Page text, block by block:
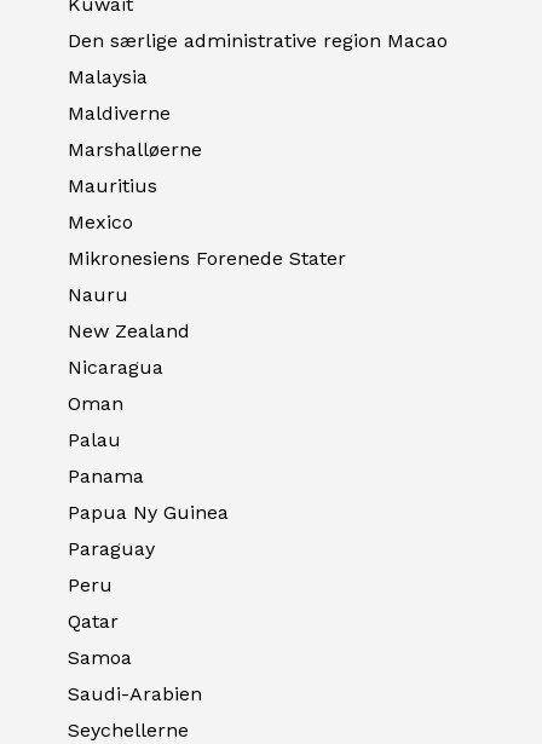
Den særlige administrative region Macao
Malaysia
Maldiverne
Marshalløerne
Mauritius
Mexico
Mikronesiens Forenede Stater
Nauru
New Zealand
Nicaragua
Oman
Palau
Panama
Papua Ny Guinea
Paraguay
Peru
Qatar
Samoa
Saudi-Arabien
Seychellerne